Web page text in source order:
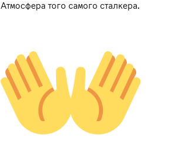
Атмосфера того самого сталкера.